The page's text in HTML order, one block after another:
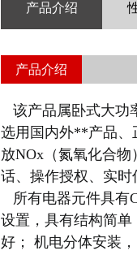
产品介绍
产品介绍
该产品属卧式大功
选用国内外**产品、
放NOx（氮氧化合
话、操作授权、实
所有电器元件具有
设置，具有结构简
好； 机电分体安装